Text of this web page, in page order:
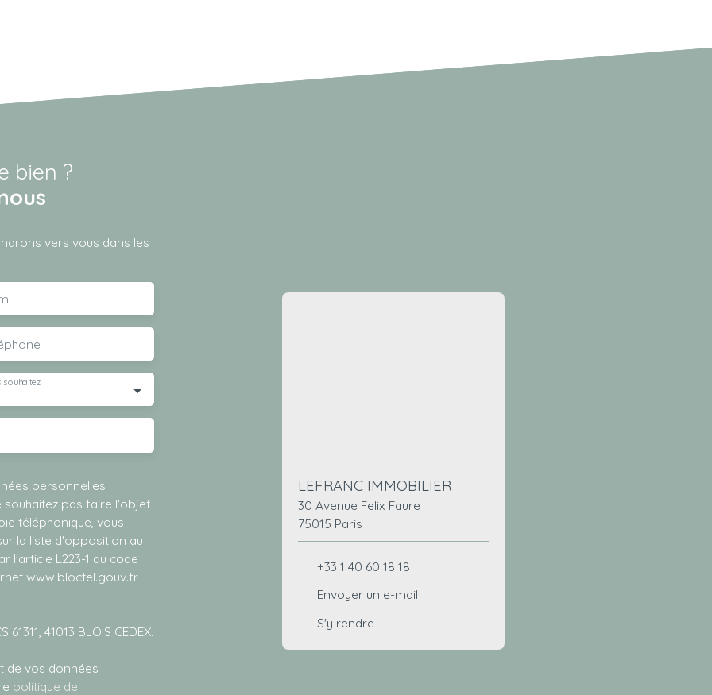
bien ?
vers vous dans les
souhaitez
personnelles
souhaitez pas faire l'objet
téléphonique, vous
la liste d'opposition au
l'article L223-1 du code
www.bloctel.gouv.fr
41013 BLOIS CEDEX.
de vos données
politique de
LEFRANC IMMOBILIER
30 Avenue Felix Faure
75015 Paris
+33 1 40 60 18 18
Envoyer un e-mail
S'y rendre